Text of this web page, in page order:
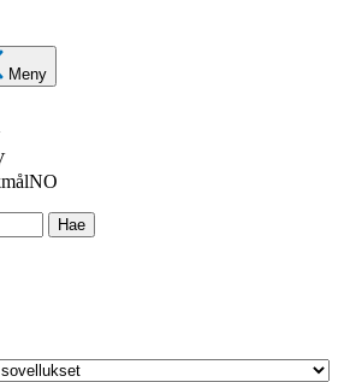
Meny
NO
Hae